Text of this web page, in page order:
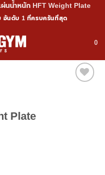
นน้ำหนัก HFT Weight Plate
อันดับ 1 ที่ครบครันที่สุด
0
Plate